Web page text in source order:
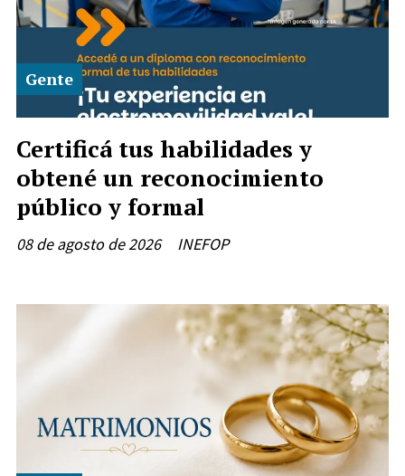
Certificá tus habilidades y
obtené un reconocimiento
público y formal
INEFOP
Gente
08 de agosto de 2026